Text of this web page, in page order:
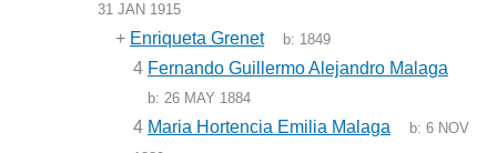
31 JAN 1915
+ Enriqueta Grenet b: 1849
4 Fernando Guillermo Alejandro Malaga
b:26 MAY 1884
4 Maria Hortencia Emilia Malaga b:6 NOV